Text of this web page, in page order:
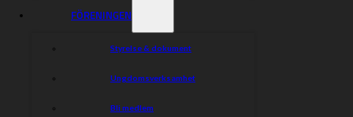
FÖRENINGEN
Styrelse & dokument
Ungdomsverksamhet
Bli medlem